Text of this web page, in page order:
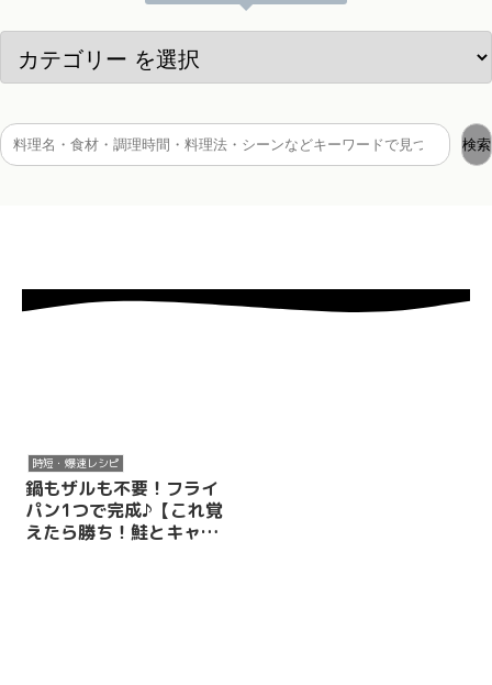
検索
時短・爆速レシピ
鍋もザルも不要！フライ
パン1つで完成♪【これ覚
えたら勝ち！鮭とキャベ